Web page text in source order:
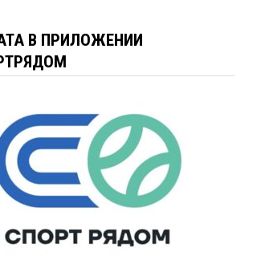
В ПРИЛОЖЕНИИ